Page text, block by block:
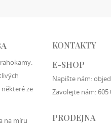
ze
na míru
KONTAKTY
E-SHOP
Napište nám:
Zavolejte nám:605
PRODEJNA